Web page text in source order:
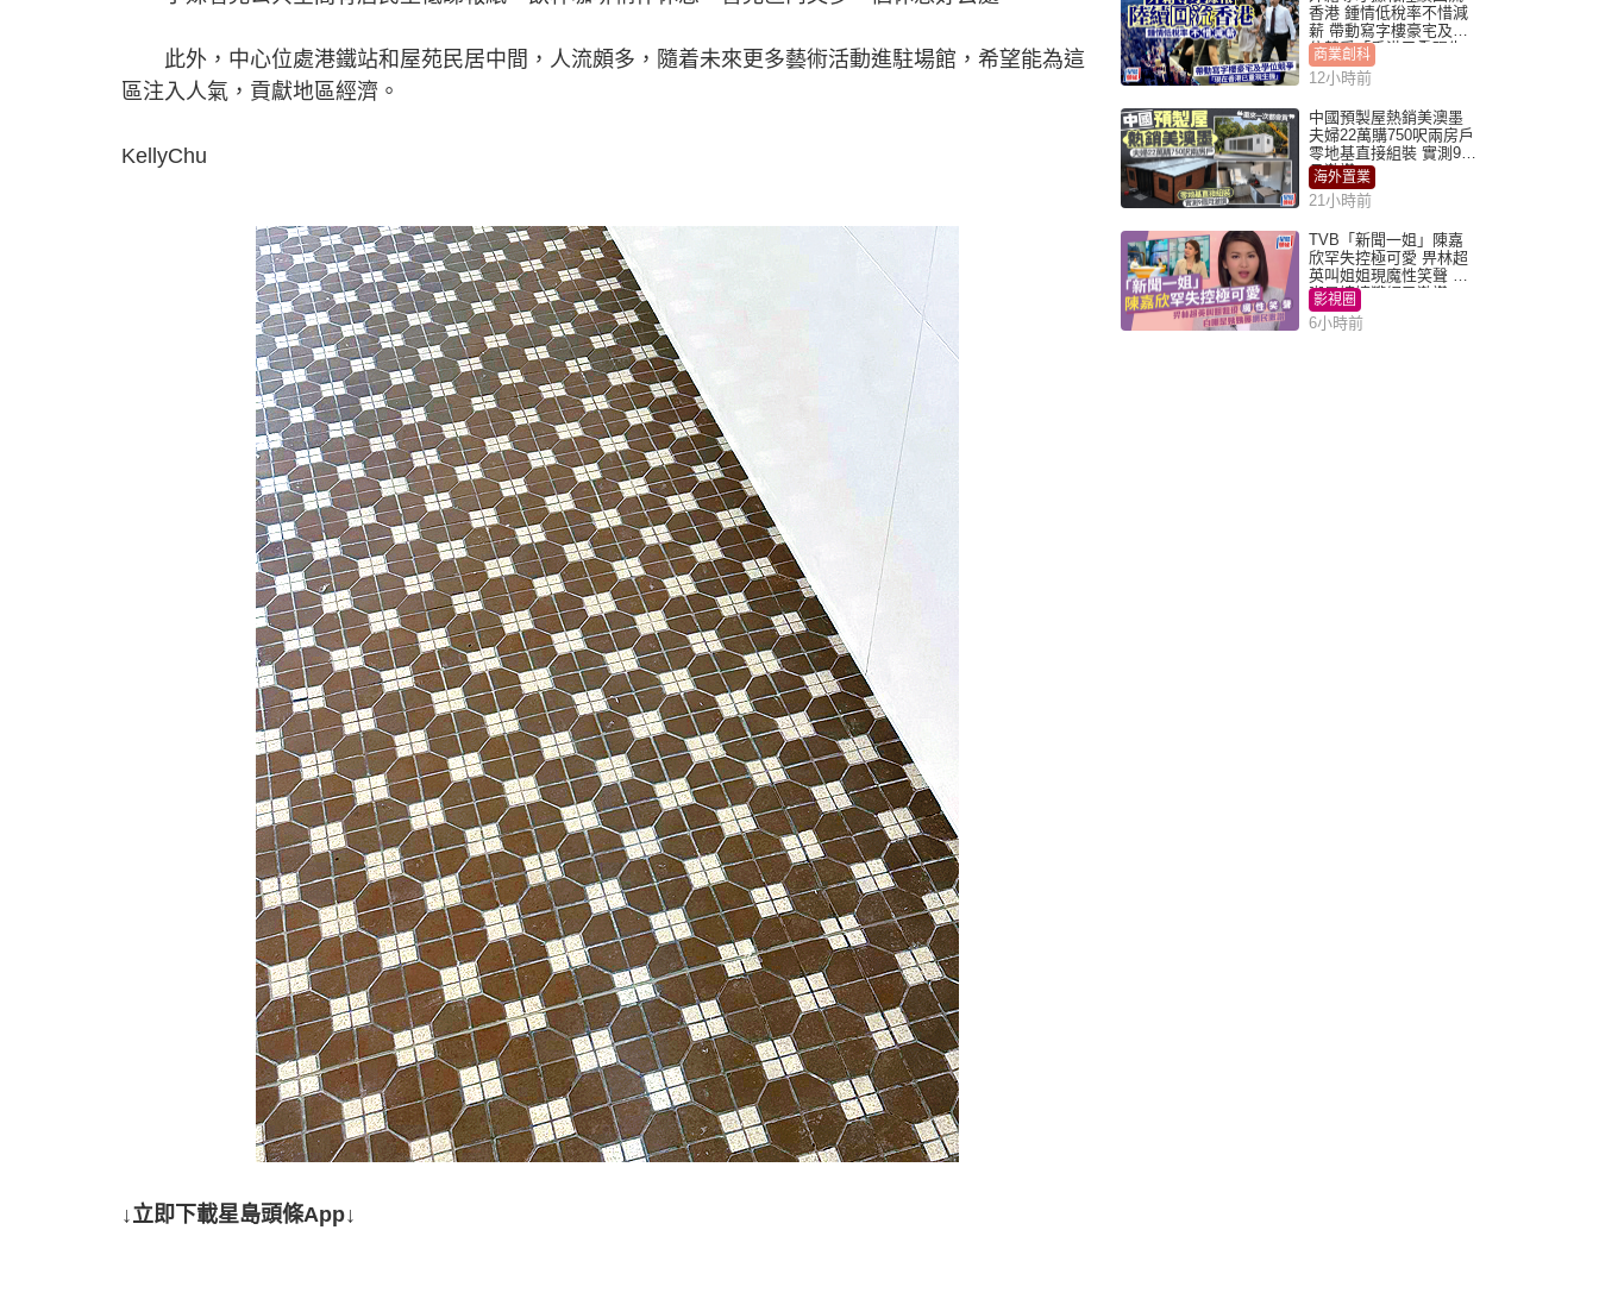
此外，中心位處港鐵站和屋苑民居中間，人流頗多，隨着未來更多藝術活動進駐場館，希望能為這
區注入人氣，貢獻地區經濟。
KellyChu
↓立即下載星島頭條App↓
香港 鍾情低稅率不惜減
薪 帶動寫字樓豪宅及學
位競爭「香港已重現生
機」
商業創科
12小時前
中國預製屋熱銷美澳墨
夫婦22萬購750呎兩房戶
零地基直接組裝 實測9個
月激讚
海外置業
21小時前
TVB「新聞一姐」陳嘉
欣罕失控極可愛 畀林超
英叫姐姐現魔性笑聲 自
嘲是姨姨獲網民激讚
影視圈
6小時前